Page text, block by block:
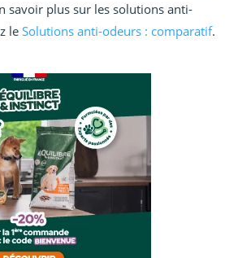
savoir plus sur les solutions anti-
le Solutions anti-odeurs : comparatif.